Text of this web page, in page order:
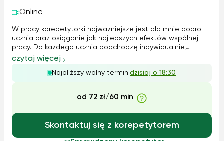
Online
W pracy korepetytorki najważniejsze jest dla mnie dobro
ucznia oraz osiąganie jak najlepszych efektów wspólnej
pracy. Do każdego ucznia podchodzę indywidualnie,
dostosowując metody i tempo nauki do jego potrzeb i
możliwości. Na zajęciach dbam o pozytywną atmosferę i
wykorzystuję różnorodne metody dy...
czytaj więcej
Najbliższy wolny termin:dzisiaj o 18:30
od 72 zł/60 min
Skontaktuj się z korepetytorem